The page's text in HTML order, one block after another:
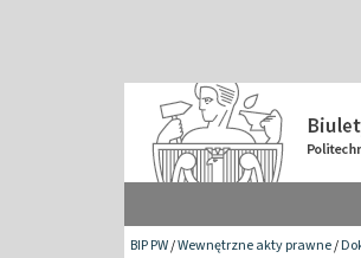
BIP PW/Wewnętrzne akty prawne/